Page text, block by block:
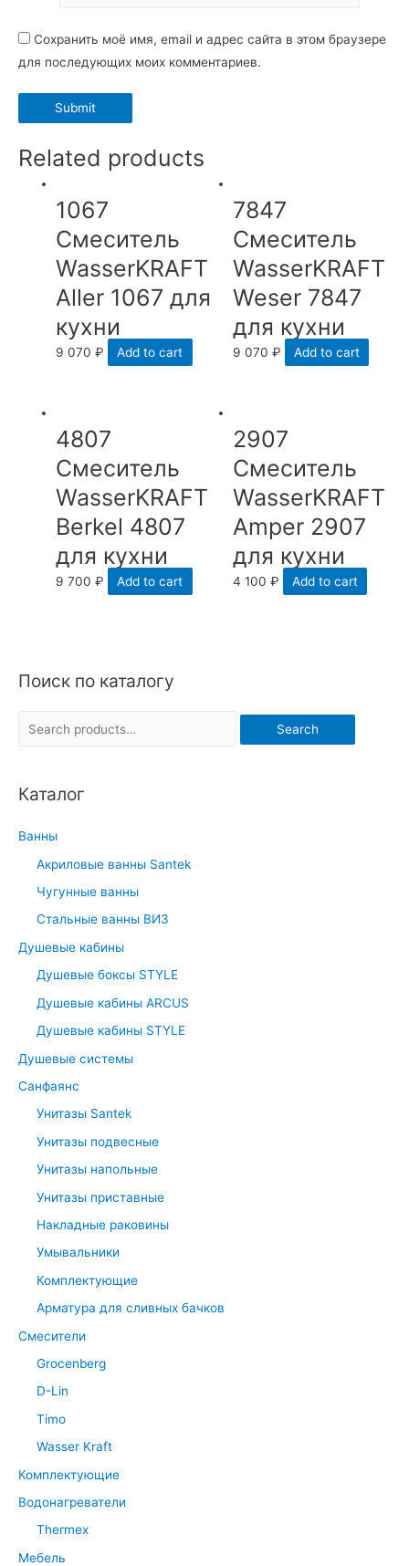
Поиск по каталогу
r
h
:
Search
Каталог
Ванны
Акриловые ванны Santek
Чугунные ванны
Стальные ванны ВИЗ
Душевые кабины
Душевые боксы STYLE
Душевые кабины ARCUS
Душевые кабины STYLE
Душевые системы
Санфаянс
Унитазы Santek
Унитазы подвесные
Унитазы напольные
Унитазы приставные
Накладные раковины
Умывальники
Комплектующие
Арматура для сливных бачков
Смесители
Grocenberg
D-Lin
Timo
Wasser Kraft
Комплектующие
Водонагреватели
Thermex
Мебель
Сохранить моё имя, email и адрес сайта в этом браузере
для последующих моих комментариев.
Related products
1067
Смеситель
WasserKRAFT
Aller 1067 для
кухни
9 070₽ Add to cart
7847
Смеситель
WasserKRAFT
Weser 7847
для кухни
9 070 ₽ Add to cart
4807
Смеситель
WasserKRAFT
Berkel 4807
для кухни
9 700₽ Add to cart
2907
Смеситель
WasserKRAFT
Amper 2907
для кухни
4 100 ₽ Add to cart